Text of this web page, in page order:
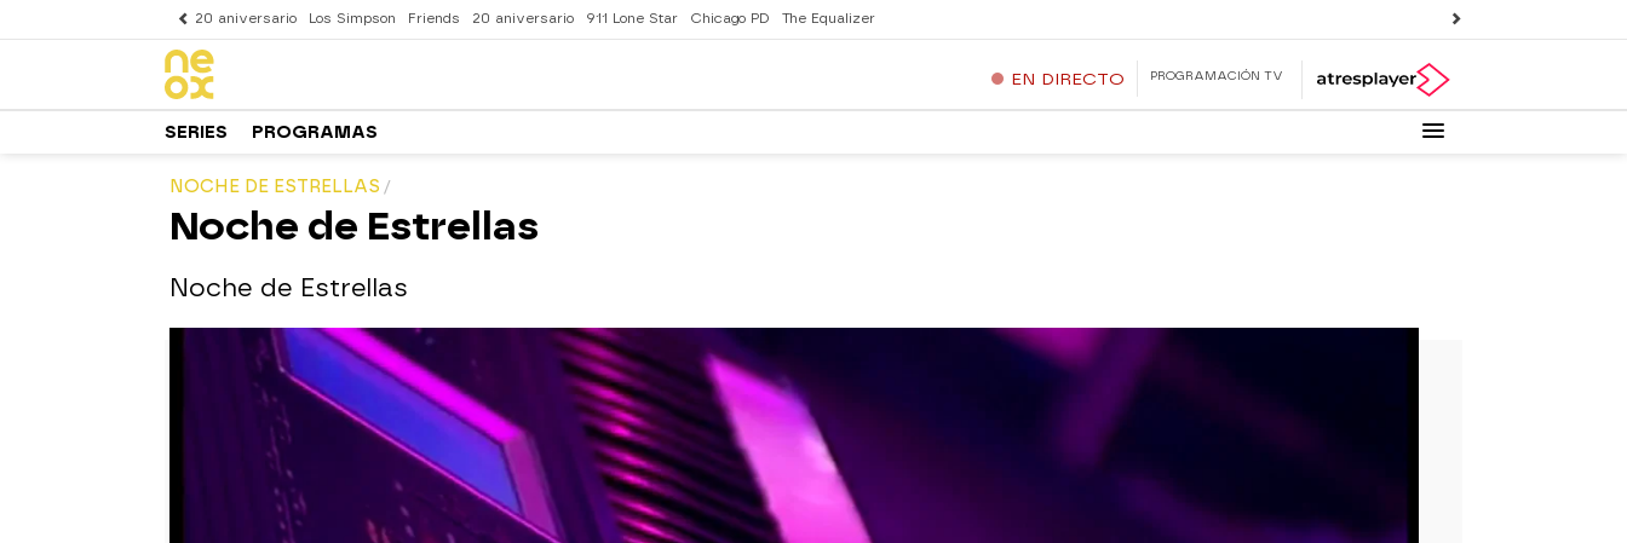
20 aniversario Los Simpson Friends 20 aniversario 911 Lone Star Chicago PD The Equalizer
EN DIRECTO PROGRAMACIÓN TV
SERIES PROGRAMAS
NOCHE DE ESTRELLAS
Noche de Estrellas
Noche de Estrellas